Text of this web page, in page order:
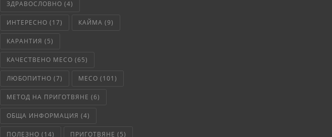
ЗДРАВОСЛОВНО (4)
ИНТЕРЕСНО (17) КАЙМА (9)
КАРАНТИЯ (5)
КАЧЕСТВЕНО МЕСО (65)
ЛЮБОПИТНО (7) МЕСО (101)
МЕТОД НА ПРИГОТВЯНЕ (6)
ОБЩА ИНФОРМАЦИЯ (4)
ПОЛЕЗНО (14) ПРИГОТВЯНЕ (5)